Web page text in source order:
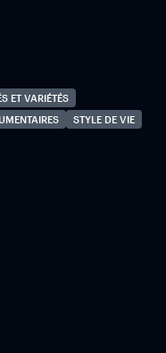
ET VARIÉTÉS
STYLE DE VIE